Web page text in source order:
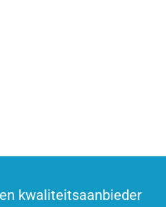
kwaliteitsaanbieder